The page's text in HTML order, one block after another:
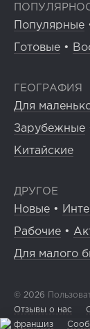
Популярные
Готовые •
ГЕОГРАФИЯ
Для
Зарубежные
Китайские
ДРУГОЕ
Новые •
Рабочие •
Для малого
© 2026
Отзывы о нас
франшиз